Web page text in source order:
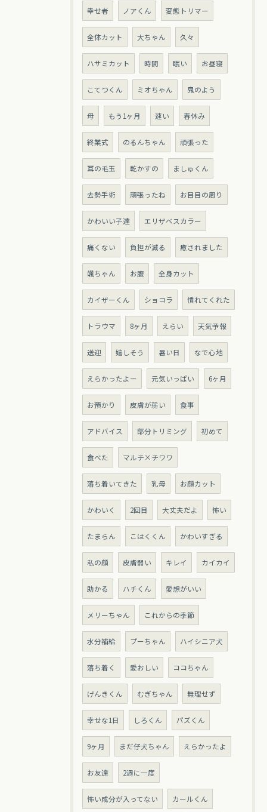
幸せ者 ノアくん 変態トリマー
全体カット 大ちゃん 久々
ハサミカット 時間 眠い お昼寝
こてつくん ミオちゃん 鬼のよう
母 もう1ヶ月 速い 春休み
終業式 のるんちゃん 頑張った
耳の毛玉 乾かすの ましゅくん
去勢手術 頑張ったね お目目の周り
かわいい子達 エリザベスカラー
痛くない 負担が減る 癒されました
颯ちゃん お腹 全身カット
カイザーくん ショコラ 慣れてくれた
トラウマ 8ヶ月 えらい 天気予報
送迎 嬉しそう 暑い日 なで心地
えらかったよー 元気いっぱい 6ヶ月
お預かり 皮膚が弱い 食事
アドバイス 部分トリミング 初めて
食べた マルチ×チワワ
落ち着いてきた 乳母 お顔カット
かわいく 2回目 大丈夫だよ 怖い
たまらん こはくくん かわいすぎる
私の顔 皮膚弱い キレイ カイカイ
助かる ハチくん 愛想がいい
メリーちゃん これからの季節
水分補給 プーちゃん ハイシニア犬
落ち着く 愛おしい ココちゃん
げんきくん むぎちゃん 無理せず
幸せな1日 しろくん パズくん
9ヶ月 まだ仔犬ちゃん えらかったよ
お友達 2週に一度
怖い成分が入ってない カールくん